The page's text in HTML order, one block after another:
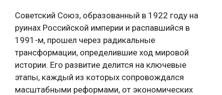
Советский Союз, образованный в 1922 году на
руинах Российской империи и распавшийся в
1991-м, прошел через радикальные
трансформации, определившие ход мировой
истории. Его развитие делится на ключевые
этапы, каждый из которых сопровождался
масштабными реформами, от экономических